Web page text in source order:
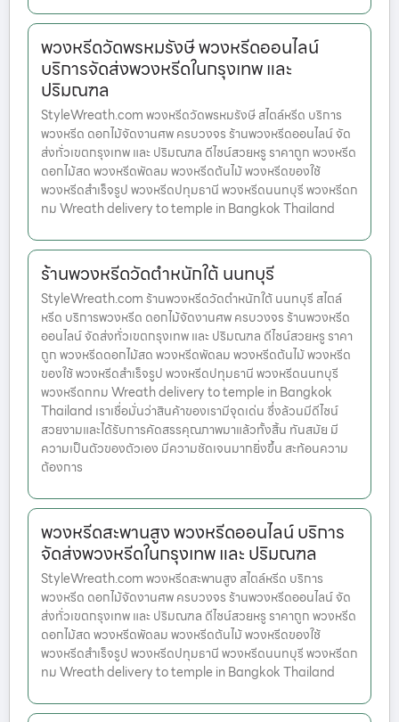
พวงหรีดวัดพรหมรังษี พวงหรีดออนไลน์
บริการจัดส่งพวงหรีดในกรุงเทพ และ
ปริมณฑล
StyleWreath.com พวงหรีดวัดพรหมรังษี สไตล์หรีด บริการ
พวงหรีด ดอกไม้จัดงานศพ ครบวงจร ร้านพวงหรีดออนไลน์ จัด
ส่งทั่วเขตกรุงเทพ และ ปริมณฑล ดีไซน์สวยหรู ราคาถูก พวงหรีด
ดอกไม้สด พวงหรีดพัดลม พวงหรีดต้นไม้ พวงหรีดของใช้
พวงหรีดสำเร็จรูป พวงหรีดปทุมธานี พวงหรีดนนทบุรี พวงหรีดก
ทม Wreath delivery to temple in Bangkok Thailand
ร้านพวงหรีดวัดตำหนักใต้ นนทบุรี
StyleWreath.com ร้านพวงหรีดวัดตำหนักใต้ นนทบุรี สไตล์
หรีด บริการพวงหรีด ดอกไม้จัดงานศพ ครบวงจร ร้านพวงหรีด
ออนไลน์ จัดส่งทั่วเขตกรุงเทพ และ ปริมณฑล ดีไซน์สวยหรู ราคา
ถูก พวงหรีดดอกไม้สด พวงหรีดพัดลม พวงหรีดต้นไม้ พวงหรีด
ของใช้ พวงหรีดสำเร็จรูป พวงหรีดปทุมธานี พวงหรีดนนทบุรี
พวงหรีดกทม Wreath delivery to temple in Bangkok
Thailand เราเชื่อมั่นว่าสินค้าของเรามีจุดเด่น ซึ่งล้วนมีดีไซน์
สวยงามและได้รับการคัดสรรคุณภาพมาแล้วทั้งสิ้น ทันสมัย มี
ความเป็นตัวของตัวเอง มีความชัดเจนมากยิ่งขึ้น สะท้อนความ
ต้องการ
พวงหรีดสะพานสูง พวงหรีดออนไลน์ บริการ
จัดส่งพวงหรีดในกรุงเทพ และ ปริมณฑล
StyleWreath.com พวงหรีดสะพานสูง สไตล์หรีด บริการ
พวงหรีด ดอกไม้จัดงานศพ ครบวงจร ร้านพวงหรีดออนไลน์ จัด
ส่งทั่วเขตกรุงเทพ และ ปริมณฑล ดีไซน์สวยหรู ราคาถูก พวงหรีด
ดอกไม้สด พวงหรีดพัดลม พวงหรีดต้นไม้ พวงหรีดของใช้
พวงหรีดสำเร็จรูป พวงหรีดปทุมธานี พวงหรีดนนทบุรี พวงหรีดก
ทม Wreath delivery to temple in Bangkok Thailand